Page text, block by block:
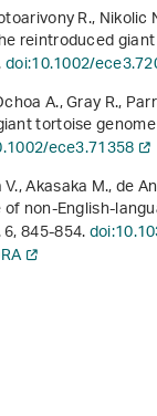
R.,
reintroduced
doi:10.1002/
A., Gray R.,
tortoise
ece3.71358
Akasaka M., de
of non-English-
6, 845-854.